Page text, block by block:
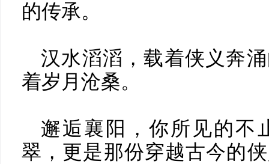
的传承。
汉水滔滔，载着侠义奔
着岁月沧桑。
邂逅襄阳，你所见的不
翠，更是那份穿越古今的